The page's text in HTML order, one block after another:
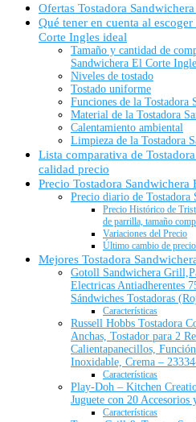
Ofertas Tostadora
Qué tener en cuenta al
Corte Ingles ideal
Tamaño y cantidad de
Sandwichera El Corte
Niveles de tostado
Tostado uniforme
Funciones de la Tostadora
Material de la Tostadora
Calentamiento ambiental
Limpieza de la Tostadora
Lista comparativa de
calidad precio
Precio Tostadora Sandwichera
Precio diario de Tostadora
Precio Histórico de
de parrilla, tamaño
Variaciones del Precio
Último cambio de
Mejores Tostadora
Gotoll Sandwichera
Electricas Antiadherentes
Sándwiches Tostadoras
Características
Russell Hobbs Tostadora
Anchas, Tostador para 2
Calientapanecillos,
Inoxidable, Crema –
Características
Play-Doh – Kitchen
Juguete con 20 Accesorios
Características